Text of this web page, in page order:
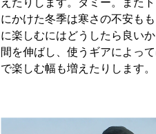
にかけた冬季は寒さの不安も
に楽しむにはどうしたら良い
間を伸ばし、使うギアによっ
で楽しむ幅も増えたりします。